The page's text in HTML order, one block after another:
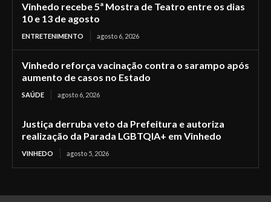
Vinhedo recebe 5ª Mostra de Teatro entre os dias
10 e 13 de agosto
ENTRETENIMENTO agosto 6, 2026
Vinhedo reforça vacinação contra o sarampo após
aumento de casos no Estado
SAÚDE agosto 6, 2026
Justiça derruba veto da Prefeitura e autoriza
realização da Parada LGBTQIA+ em Vinhedo
VINHEDO agosto 5, 2026